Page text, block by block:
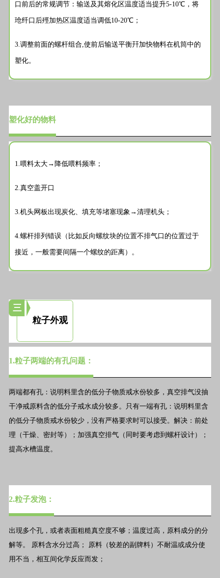
口前后的常规调节：输送及其熔化区温度适当提升5-10℃，将
玱纤口后殌加热区温度适当调低10-20℃；
3.调整前面的螺杆组合,使前后输送平衡幵加快物料在机筒中的
塑化。
塑化好的物料
1.喂料太大→降低喂料频率；
2.真空盖开口
3.机头网板出现炭化、填充等堵塞现象→清理机头；
4.螺杆排列错误（比如反向螺纹块的位置不排气口的位置过于
接近，一般需要间隔一个螺纹的距离）。
三
粒子外观
1.粒子两端的有孔问题：
两端都有孔：说明料里含的低分子物质戒水份较多，真空排气没抽
干净戒原料含的低分子戒水成分较多。只有一端有孔：说明料里含
的低分子物质戒水份较少，没有严格要求时可以接受。解决：前处
理（干燥、密封等）；加强真空排气（同时要考虑到螺杆设计）；
提高水槽温度。
2.粒子发泡：
出现多个孔，或者表面粗糙真空度不够；温度过高，原料成分的分
解等。 原料含水分过高； 原料（较差的副牌料）不耐温或成分使
用不当，相互间化学反应而发；